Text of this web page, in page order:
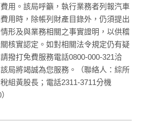
用。該局呼籲，執行業務者列報汽車
用時，除帳列財產目錄外，仍須提出
形及與業務相關之事實證明，以供稽
核實認定。如對相關法令規定仍有疑
撥打免費服務電話0800-000-321洽
局將竭誠為您服務。（聯絡人：綜所
組黃股長；電話2311-3711分機